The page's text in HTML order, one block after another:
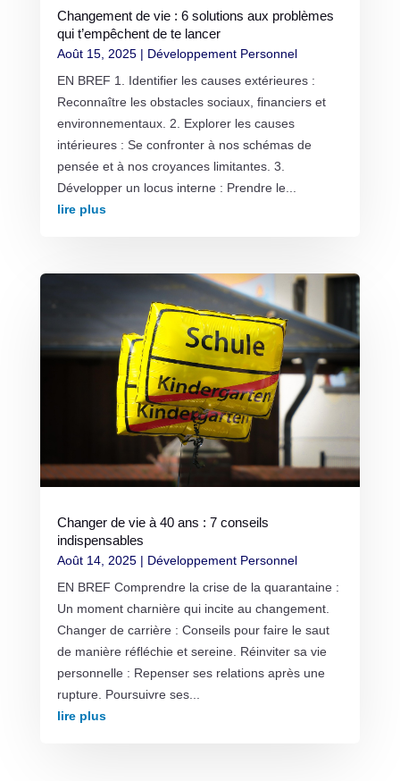
Changement de vie : 6 solutions aux problèmes
qui t’empêchent de te lancer
Août 15, 2025| Développement Personnel
EN BREF 1. Identifier les causes extérieures :
Reconnaître les obstacles sociaux, financiers et
environnementaux. 2. Explorer les causes
intérieures : Se confronter à nos schémas de
pensée et à nos croyances limitantes. 3.
Développer un locus interne : Prendre le...
lire plus
Changer de vie à 40 ans : 7 conseils
indispensables
Août 14, 2025| Développement Personnel
EN BREF Comprendre la crise de la quarantaine :
Un moment charnière qui incite au changement.
Changer de carrière : Conseils pour faire le saut
de manière réfléchie et sereine. Réinviter sa vie
personnelle : Repenser ses relations après une
rupture. Poursuivre ses...
lire plus